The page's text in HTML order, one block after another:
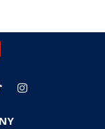
Instagram